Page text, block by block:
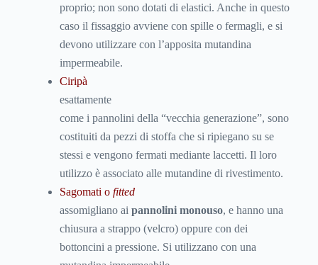
proprio; non sono dotati di elastici. Anche in questo
caso il fissaggio avviene con spille o fermagli, e si
devono utilizzare con l’apposita mutandina
impermeabile.
Ciripà
esattamente
come i pannolini della “vecchia generazione”, sono
costituiti da pezzi di stoffa che si ripiegano su se
stessi e vengono fermati mediante laccetti. Il loro
utilizzo è associato alle mutandine di rivestimento.
Sagomati o fitted
assomigliano ai pannolini monouso, e hanno una
chiusura a strappo (velcro) oppure con dei
bottoncini a pressione. Si utilizzano con una